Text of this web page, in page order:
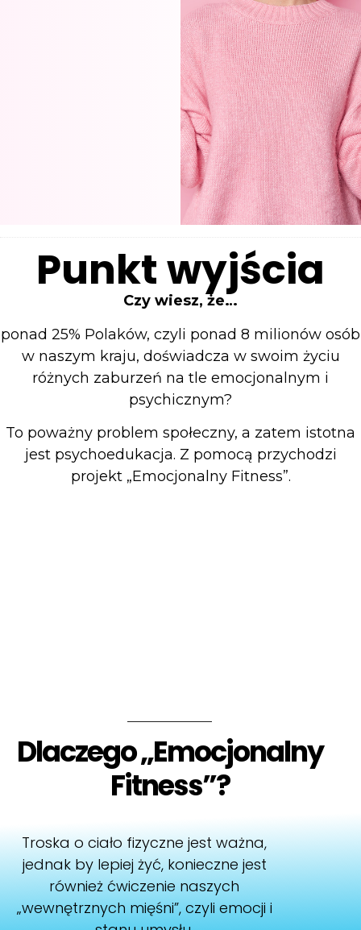
Punkt wyjścia
Czy wiesz, że…
ponad 25% Polaków, czyli ponad 8 milionów osób
w naszym kraju, doświadcza w swoim życiu
różnych zaburzeń na tle emocjonalnym i
psychicznym?
To poważny problem społeczny, a zatem istotna
jest psychoedukacja. Z pomocą przychodzi
projekt „Emocjonalny Fitness”.
Dlaczego „Emocjonalny
Fitness”?
Troska o ciało fizyczne jest ważna,
jednak by lepiej żyć, konieczne jest
również ćwiczenie naszych
„wewnętrznych mięśni”, czyli emocji i